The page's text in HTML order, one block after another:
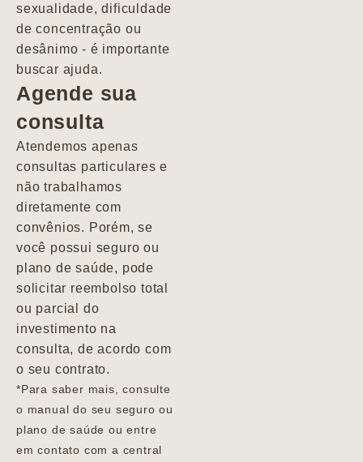
sexualidade, dificuldade
de concentração ou
desânimo - é importante
buscar ajuda.
Agende sua
consulta
Atendemos apenas
consultas particulares e
não trabalhamos
diretamente com
convênios. Porém, se
você possui seguro ou
plano de saúde, pode
solicitar reembolso total
ou parcial do
investimento na
consulta, de acordo com
o seu contrato.
*Para saber mais, consulte
o manual do seu seguro ou
plano de saúde ou entre
em contato com a central